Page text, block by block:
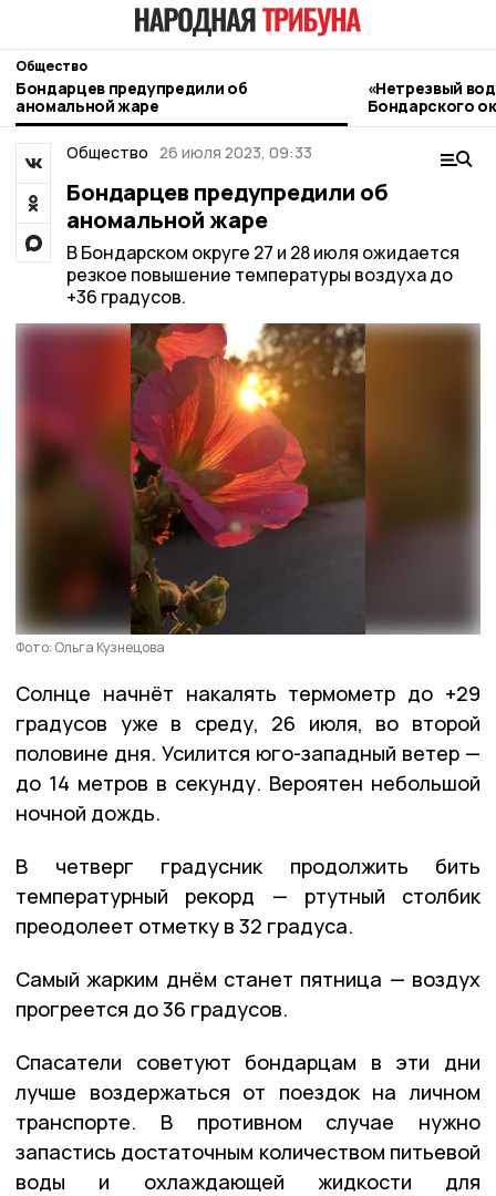
Общество
Бондарцев предупредили об
аномальной жаре
«Нетрезвый
Бондарского
контроль
Общество 26 июля 2023, 09:33
Бондарцев предупредили об
аномальной жаре
В Бондарском округе 27 и 28 июля ожидается
резкое повышение температуры воздуха до
+36 градусов.
Фото: Ольга Кузнецова
Солнце начнёт накалять термометр до +29
градусов уже в среду, 26 июля, во второй
половине дня. Усилится юго-западный ветер —
до 14 метров в секунду. Вероятен небольшой
ночной дождь.
В четверг градусник продолжить бить
температурный рекорд — ртутный столбик
преодолеет отметку в 32 градуса.
Самый жарким днём станет пятница — воздух
прогреется до 36 градусов.
Спасатели советуют бондарцам в эти дни
лучше воздержаться от поездок на личном
транспорте. В противном случае нужно
запастись достаточным количеством питьевой
воды и охлаждающей жидкости для